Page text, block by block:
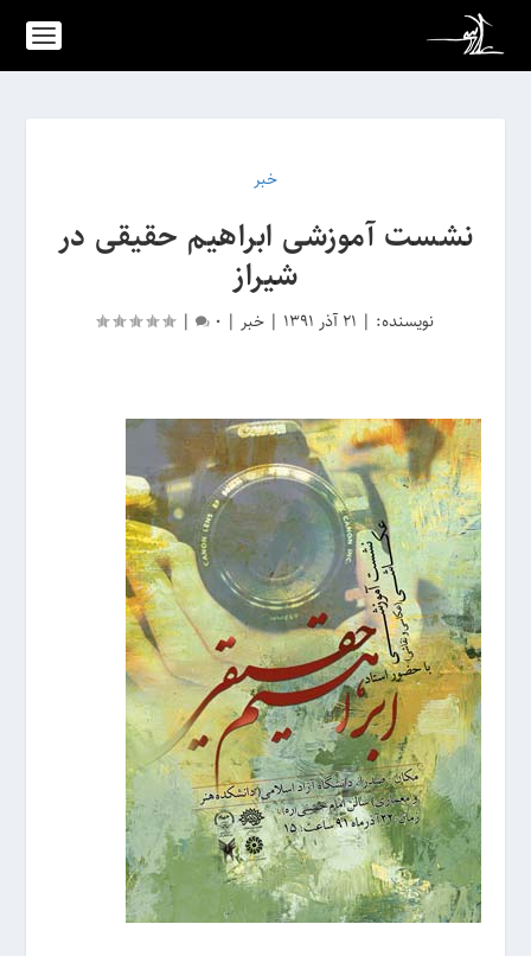
خبر
نشست آموزشی ابراهیم حقیقی در
شیراز
نویسنده: | 21 آذر 1391 |خبر |
0
|